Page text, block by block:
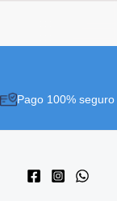
Pago 100% seguro